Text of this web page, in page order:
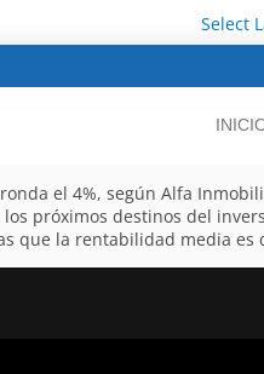
Select
el 4%, según Alfa
próximos destinos del
que la rentabilidad media es